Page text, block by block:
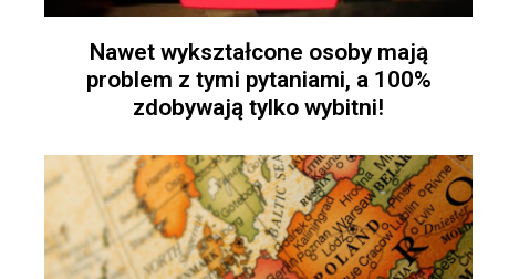
Nawet wykształcone osoby mają
problem z tymi pytaniami, a 100%
zdobywają tylko wybitni!